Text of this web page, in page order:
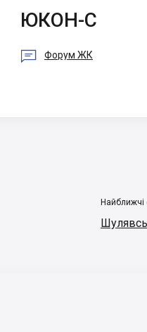
ЮКОН-С
 Форум ЖК
Найближчі